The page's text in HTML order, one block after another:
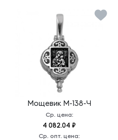
Мощевик М-138-Ч
Ср. цена:
4 082.04 ₽
Ср. опт. цена: